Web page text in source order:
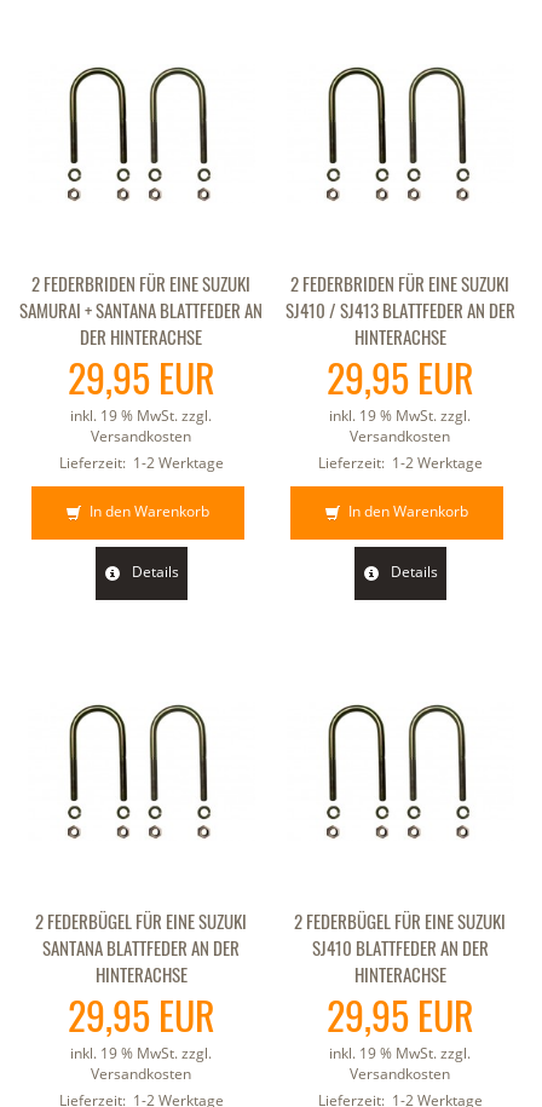
2 FEDERBRIDEN FÜR EINE SUZUKI
SAMURAI + SANTANA BLATTFEDER AN
DER HINTERACHSE
29,95 EUR
inkl. 19 % MwSt. zzgl.
Versandkosten
Lieferzeit: 1-2 Werktage
In den Warenkorb
Details
2 FEDERBRIDEN FÜR EINE SUZUKI
SJ410 / SJ413 BLATTFEDER AN DER
HINTERACHSE
29,95 EUR
inkl. 19 % MwSt. zzgl.
Versandkosten
Lieferzeit: 1-2 Werktage
In den Warenkorb
Details
2 FEDERBÜGEL FÜR EINE SUZUKI
SANTANA BLATTFEDER AN DER
HINTERACHSE
29,95 EUR
inkl. 19 % MwSt. zzgl.
Versandkosten
Lieferzeit: 1-2 Werktage
2 FEDERBÜGEL FÜR EINE SUZUKI
SJ410 BLATTFEDER AN DER
HINTERACHSE
29,95 EUR
inkl. 19 % MwSt. zzgl.
Versandkosten
Lieferzeit: 1-2 Werktage